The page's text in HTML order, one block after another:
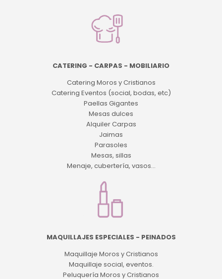
CATERING - CARPAS - MOBILIARIO
Catering Moros y Cristianos
Catering Eventos (social, bodas, etc)
Paellas Gigantes
Mesas dulces
Alquiler Carpas
Jaimas
Parasoles
Mesas, sillas
Menaje, cubertería, vasos...
MAQUILLAJES ESPECIALES - PEINADOS
Maquillaje Moros y Cristianos
Maquillaje social, eventos.
Peluquería Moros y Cristianos